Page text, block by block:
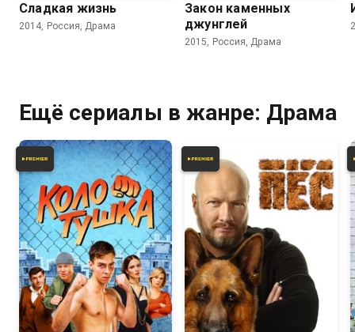
Сладкая жизнь
2014, Россия, Драма
Закон каменных
джунглей
2015, Россия, Драма
Ещё сериалы в жанре: Драма